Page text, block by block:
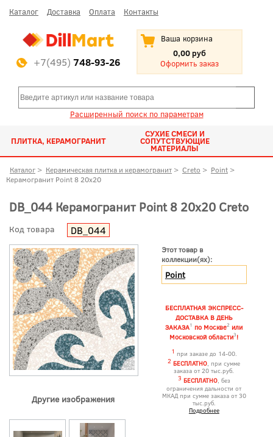
Каталог Доставка Оплата Контакты
+7(495) 748-93-26
Ваша корзина
0,00 руб
Оформить заказ
Расширенный поиск по параметрам
ПЛИТКА, КЕРАМОГРАНИТ
СУХИЕ СМЕСИ И
СОПУТСТВУЮЩИЕ
МАТЕРИАЛЫ
Каталог > Керамическая плитка и керамогранит > Creto > Point >
Керамогранит Point 8 20x20
DB_044 Керамогранит Point 8 20x20 Creto
Код товара DB_044
Другие изображения
Этот товар в
коллекции(ях):
Point
БЕСПЛАТНАЯ ЭКСПРЕСС-
ДОСТАВКА В ДЕНЬ
ЗАКАЗА1 по Москве2 или
Московской области3!
1 при заказе до 14-00.
2 БЕСПЛАТНО, при сумме
заказа от 20 тыс.руб.
3 БЕСПЛАТНО, без
ограничения дальности от
МКАД при сумме заказа от 30
тыс.руб.
Подробнее